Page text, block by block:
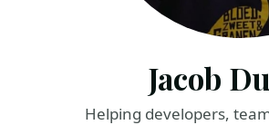
Jacob
Helping developers,